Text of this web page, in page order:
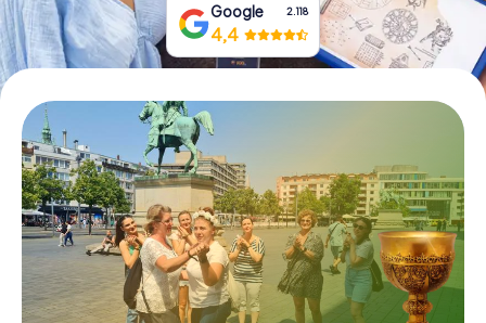
Google 2.118
4,4